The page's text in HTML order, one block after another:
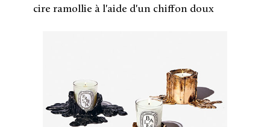
cire ramollie à l'aide d'un chiffon doux